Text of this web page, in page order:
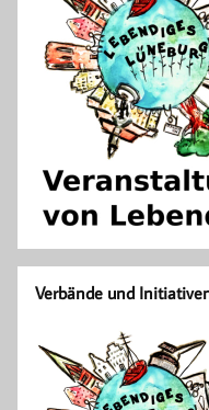
Verbände und